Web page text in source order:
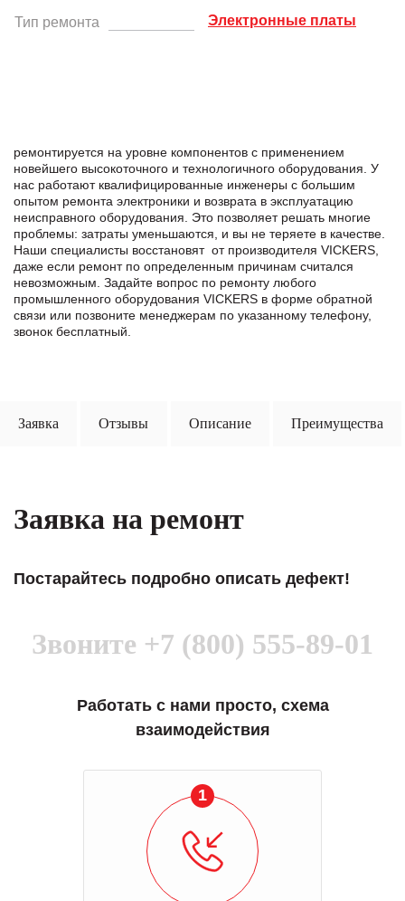
Тип ремонта
Электронные платы
ремонтируется на уровне компонентов с применением
новейшего высокоточного и технологичного оборудования. У
нас работают квалифицированные инженеры с большим
опытом ремонта электроники и возврата в эксплуатацию
неисправного оборудования. Это позволяет решать многие
проблемы: затраты уменьшаются, и вы не теряете в качестве.
Наши специалисты восстановят от производителя VICKERS,
даже если ремонт по определенным причинам считался
невозможным. Задайте вопрос по ремонту любого
промышленного оборудования VICKERS в формe обратной
связи или позвоните менеджерам по указанному телефону,
звонок бесплатный.
Заявка Отзывы Описание Преимущества
Заявка на ремонт
Постарайтесь подробно описать дефект!
Звоните +7 (800) 555-89-01
Работать с нами просто, схема
взаимодействия
1